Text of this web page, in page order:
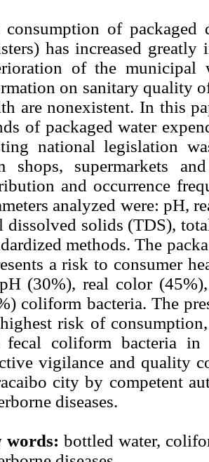
consumption of
has increased
of the municipal
on sanitary quality
are nonexistent. In this
of packaged water
national legislation
shops, supermarkets
and occurrence
analyzed were: pH,
dissolved solids (TDS),
methods. The
a risk to consumer
(30%), real color
coliform bacteria. The
risk of
fecal coliform bacteria
vigilance and quality
city by competent
diseases.
words: bottled water,